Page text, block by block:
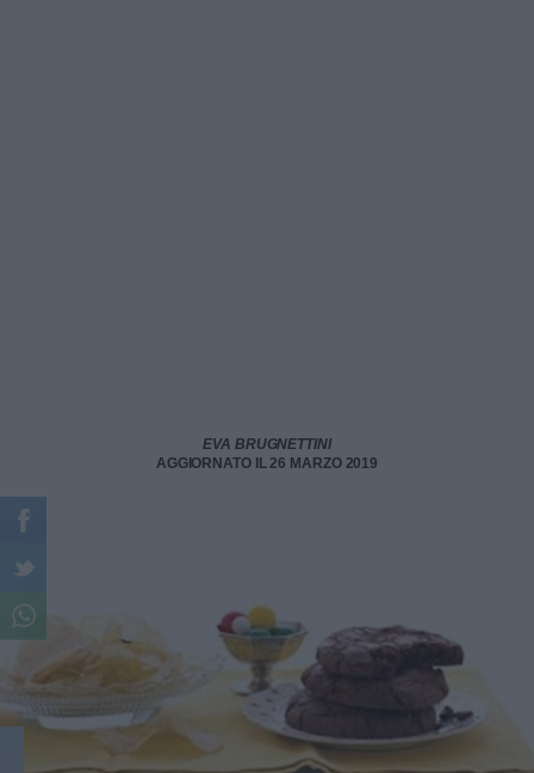
EVA BRUGNETTINI
AGGIORNATO IL 26 MARZO 2019